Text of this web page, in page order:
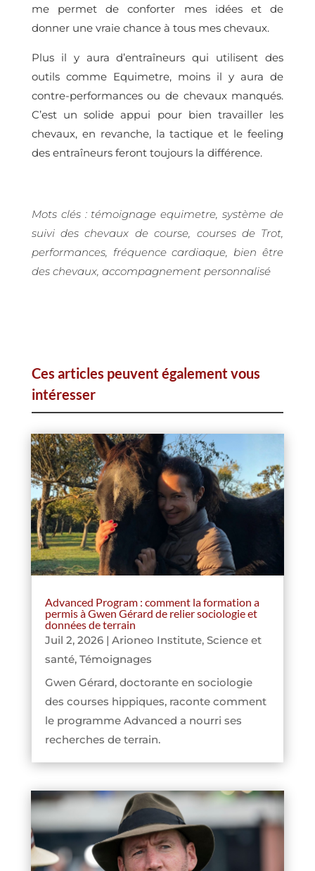
me permet de conforter mes idées et de
donner une vraie chance à tous mes chevaux.
Plus il y aura d’entraîneurs qui utilisent des
outils comme Equimetre, moins il y aura de
contre-performances ou de chevaux manqués.
C’est un solide appui pour bien travailler les
chevaux, en revanche, la tactique et le feeling
des entraîneurs feront toujours la différence.
Mots clés : témoignage equimetre, système de
suivi des chevaux de course, courses de Trot,
performances, fréquence cardiaque, bien être
des chevaux, accompagnement personnalisé
Ces articles peuvent également vous
intéresser
Advanced Program : comment la formation a
permis à Gwen Gérard de relier sociologie et
données de terrain
Juil 2, 2026| Arioneo Institute, Science et
santé, Témoignages
Gwen Gérard, doctorante en sociologie
des courses hippiques, raconte comment
le programme Advanced a nourri ses
recherches de terrain.